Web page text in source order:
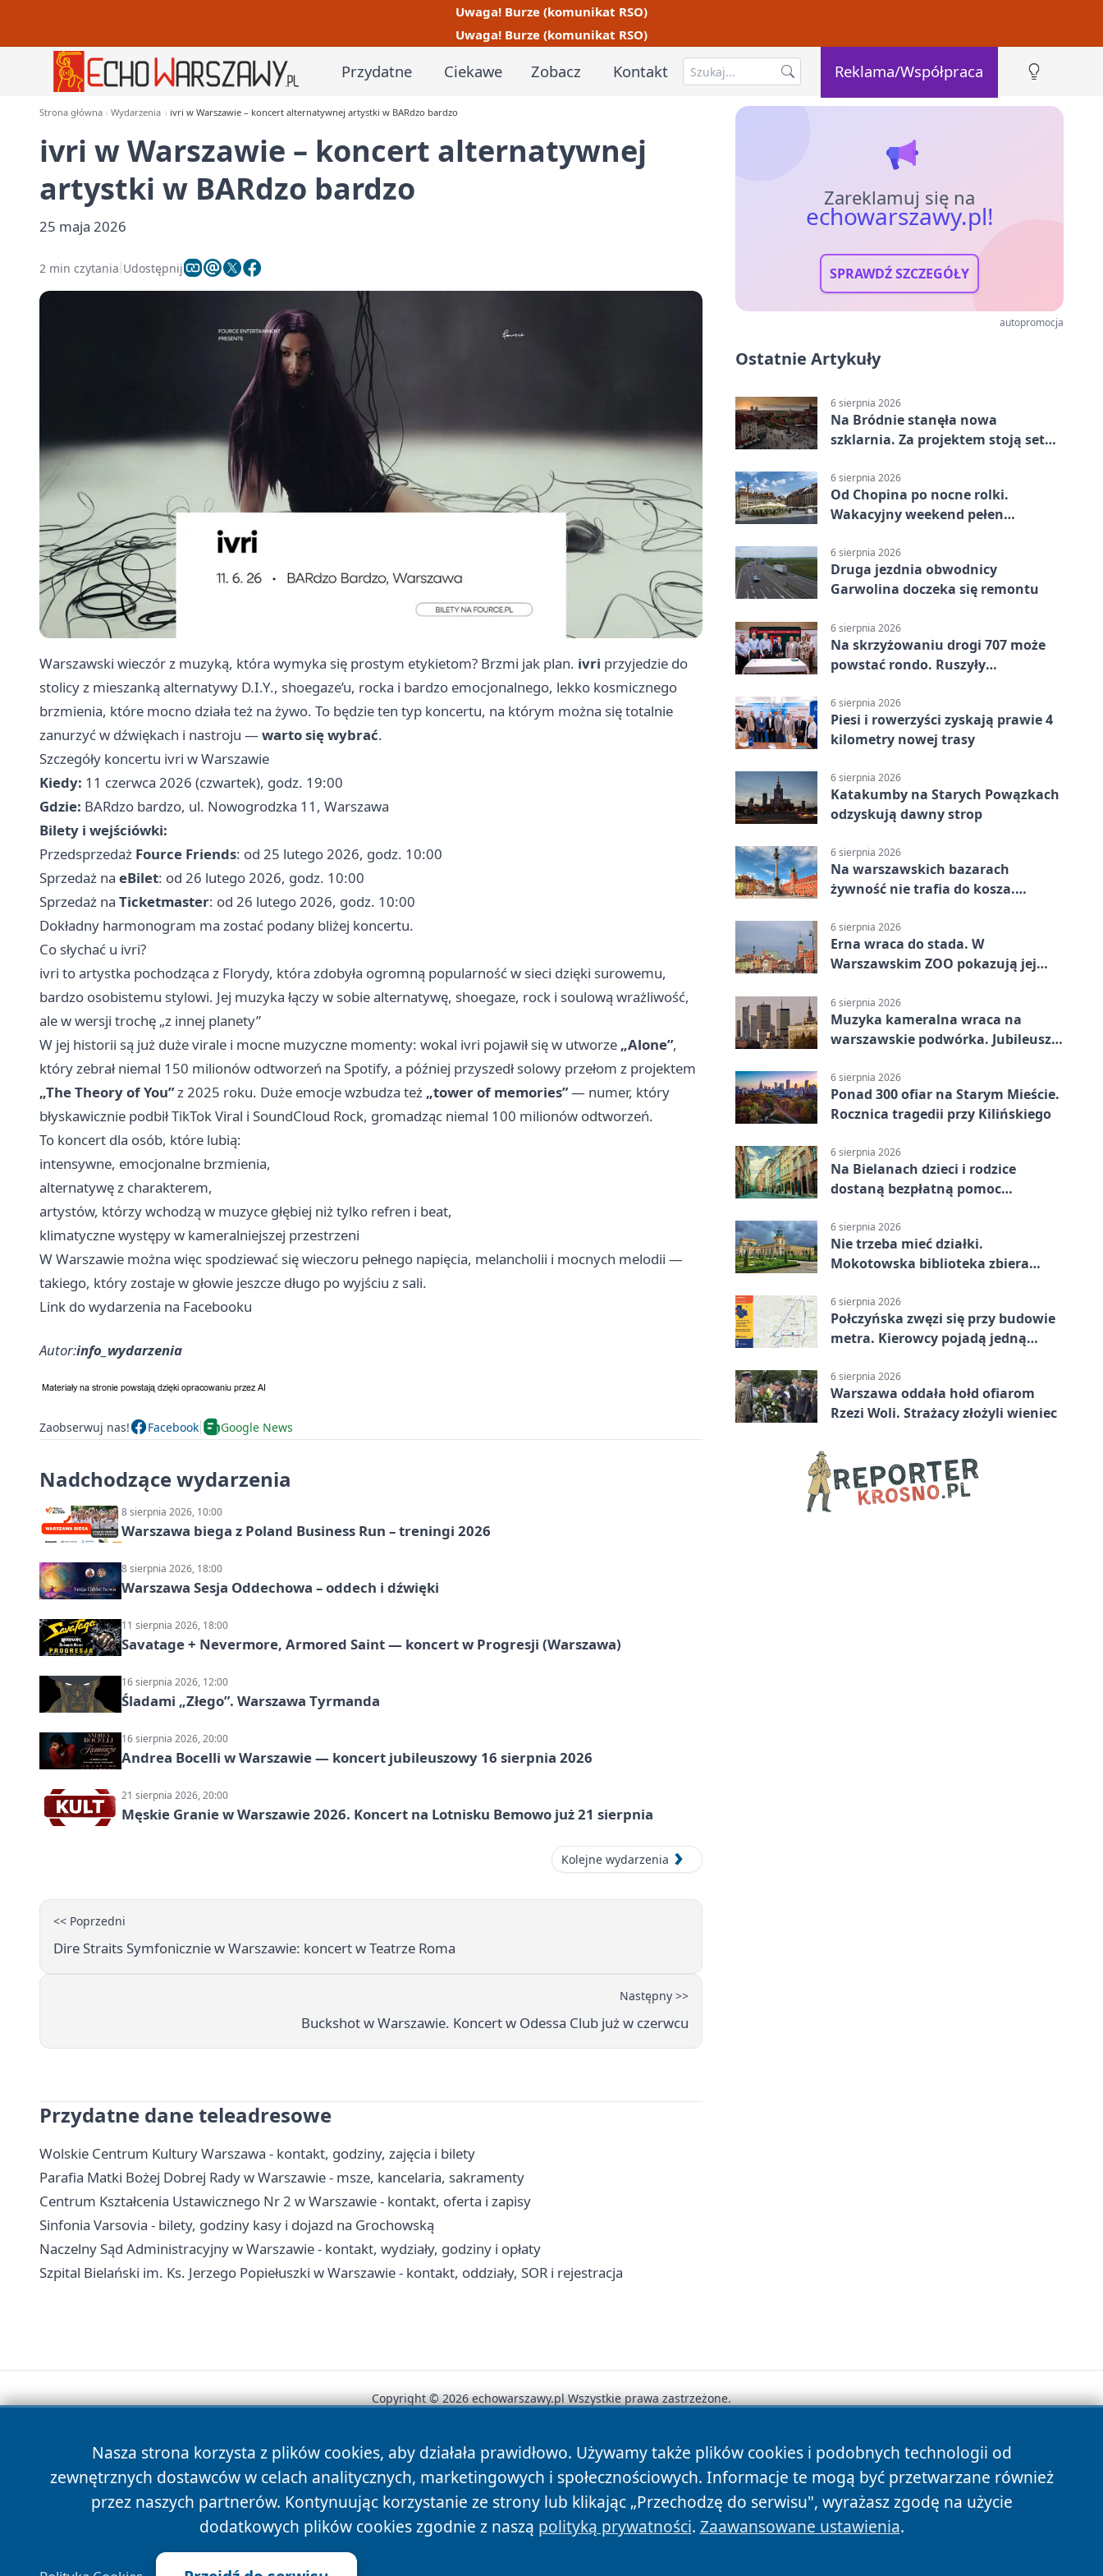
Uwaga! Burze (komunikat RSO)
Uwaga! Burze (komunikat RSO)
Przydatne Ciekawe Zobacz Kontakt Reklama/Współpraca
Strona główna Wydarzenia ivri w Warszawie – koncert alternatywnej artystki w BARdzo bardzo
ivri w Warszawie – koncert alternatywnej
artystki w BARdzo bardzo
25 maja 2026
2 min czytania Udostępnij
Warszawski wieczór z muzyką, która wymyka się prostym etykietom? Brzmi jak plan. ivri przyjedzie do
stolicy z mieszanką alternatywy D.I.Y., shoegaze’u, rocka i bardzo emocjonalnego, lekko kosmicznego
brzmienia, które mocno działa też na żywo. To będzie ten typ koncertu, na którym można się totalnie
zanurzyć w dźwiękach i nastroju — warto się wybrać.
Szczegóły koncertu ivri w Warszawie
Kiedy: 11 czerwca 2026 (czwartek), godz. 19:00
Gdzie: BARdzo bardzo, ul. Nowogrodzka 11, Warszawa
Bilety i wejściówki:
Przedsprzedaż Fource Friends: od 25 lutego 2026, godz. 10:00
Sprzedaż na eBilet: od 26 lutego 2026, godz. 10:00
Sprzedaż na Ticketmaster: od 26 lutego 2026, godz. 10:00
Dokładny harmonogram ma zostać podany bliżej koncertu.
Co słychać u ivri?
ivri to artystka pochodząca z Florydy, która zdobyła ogromną popularność w sieci dzięki surowemu,
bardzo osobistemu stylowi. Jej muzyka łączy w sobie alternatywę, shoegaze, rock i soulową wrażliwość,
ale w wersji trochę „z innej planety”
W jej historii są już duże virale i mocne muzyczne momenty: wokal ivri pojawił się w utworze „Alone”,
który zebrał niemal 150 milionów odtworzeń na Spotify, a później przyszedł solowy przełom z projektem
„The Theory of You”z 2025 roku. Duże emocje wzbudza też „tower of memories”— numer, który
błyskawicznie podbił TikTok Viral i SoundCloud Rock, gromadząc niemal 100 milionów odtworzeń.
To koncert dla osób, które lubią:
intensywne, emocjonalne brzmienia,
alternatywę z charakterem,
artystów, którzy wchodzą w muzyce głębiej niż tylko refren i beat,
klimatyczne występy w kameralniejszej przestrzeni
W Warszawie można więc spodziewać się wieczoru pełnego napięcia, melancholii i mocnych melodii —
takiego, który zostaje w głowie jeszcze długo po wyjściu z sali.
Link do wydarzenia na Facebooku
Autor:info_wydarzenia
Zaobserwuj nas! Facebook Google News
Nadchodzące wydarzenia
8 sierpnia 2026, 10:00
Warszawa biega z Poland Business Run – treningi 2026
8 sierpnia 2026, 18:00
Warszawa Sesja Oddechowa – oddech i dźwięki
11 sierpnia 2026, 18:00
Savatage + Nevermore, Armored Saint — koncert w Progresji (Warszawa)
16 sierpnia 2026, 12:00
Śladami „Złego”. Warszawa Tyrmanda
16 sierpnia 2026, 20:00
Andrea Bocelli w Warszawie — koncert jubileuszowy 16 sierpnia 2026
21 sierpnia 2026, 20:00
Męskie Granie w Warszawie 2026. Koncert na Lotnisku Bemowo już 21 sierpnia
Kolejne wydarzenia
<< Poprzedni
Dire Straits Symfonicznie w Warszawie: koncert w Teatrze Roma
Następny >>
Buckshot w Warszawie. Koncert w Odessa Club już w czerwcu
Przydatne dane teleadresowe
Wolskie Centrum Kultury Warszawa - kontakt, godziny, zajęcia i bilety
Parafia Matki Bożej Dobrej Rady w Warszawie - msze, kancelaria, sakramenty
Centrum Kształcenia Ustawicznego Nr 2 w Warszawie - kontakt, oferta i zapisy
Sinfonia Varsovia - bilety, godziny kasy i dojazd na Grochowską
Naczelny Sąd Administracyjny w Warszawie - kontakt, wydziały, godziny i opłaty
Szpital Bielański im. Ks. Jerzego Popiełuszki w Warszawie - kontakt, oddziały, SOR i rejestracja
Zareklamuj się na
echowarszawy.pl!
SPRAWDŹ SZCZEGÓŁY
autopromocja
Ostatnie Artykuły
6 sierpnia 2026
Na Bródnie stanęła nowa
szklarnia. Za projektem stoją setki
6 sierpnia 2026
Od Chopina po nocne rolki.
Wakacyjny weekend pełen
6 sierpnia 2026
Druga jezdnia obwodnicy
Garwolina doczeka się remontu
6 sierpnia 2026
Na skrzyżowaniu drogi 707 może
powstać rondo. Ruszyły
6 sierpnia 2026
Piesi i rowerzyści zyskają prawie 4
kilometry nowej trasy
6 sierpnia 2026
Katakumby na Starych Powązkach
odzyskują dawny strop
6 sierpnia 2026
Na warszawskich bazarach
żywność nie trafia do kosza.
6 sierpnia 2026
Erna wraca do stada. W
Warszawskim ZOO pokazują jej
6 sierpnia 2026
Muzyka kameralna wraca na
warszawskie podwórka. Jubileusz
6 sierpnia 2026
Ponad 300 ofiar na Starym Mieście.
Rocznica tragedii przy Kilińskiego
6 sierpnia 2026
Na Bielanach dzieci i rodzice
dostaną bezpłatną pomoc
6 sierpnia 2026
Nie trzeba mieć działki.
Mokotowska biblioteka zbiera
6 sierpnia 2026
Połczyńska zwęzi się przy budowie
metra. Kierowcy pojadą jedną
6 sierpnia 2026
Warszawa oddała hołd ofiarom
Rzezi Woli. Strażacy złożyli wieniec
Nasza strona korzysta z plików cookies, aby działała prawidłowo. Używamy także plików cookies i podobnych technologii od
zewnętrznych dostawców w celach analitycznych, marketingowych i społecznościowych. Informacje te mogą być przetwarzane również
przez naszych partnerów. Kontynuując korzystanie ze strony lub klikając „Przechodzę do serwisu", wyrażasz zgodę na użycie
dodatkowych plików cookies zgodnie z naszą polityką prywatności. Zaawansowane ustawienia.
Copyright © 2026 echowarszawy.pl Wszystkie prawa zastrzeżone.
News Autorzy Polityka Prywatności Polityka Cookies